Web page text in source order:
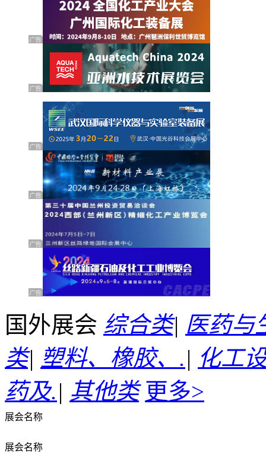
国外展会 综合类| 医药与
类| 塑料、橡胶、.| 化工
药及.| 其他类 更多>
展会名称
展会名称